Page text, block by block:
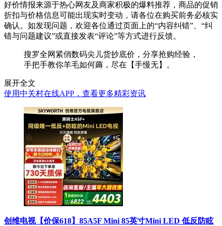
好价情报来源于热心网友及商家积极的爆料推荐，商品的促销
折扣与价格信息可能出现实时变动，请各位在购买前务必核实
确认。如发现问题，欢迎各位通过页面上的“内容纠错”、“纠
错与问题建议”或直接发表“评论”等方式进行反馈。
搜罗全网紧俏数码尖儿货抄底价，分享抢购经验，
手把手教你羊毛如何薅，尽在【手慢无】。
展开全文
使用中关村在线APP，查看更多精彩资讯
创维电视【价保618】85A5F Mini 85英寸Mini LED 低反防眩